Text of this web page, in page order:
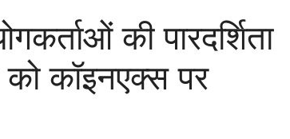
की पारदर्शिता
को कॉइनएक्स पर